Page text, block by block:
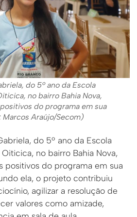
do 5º ano da Escola
no bairro Bahia Nova,
do programa em sua
Araújo/Secom)
do 5º ano da Escola
no bairro Bahia Nova,
positivos do programa em sua
ela, o projeto contribuiu
agilizar a resolução de
valores como amizade,